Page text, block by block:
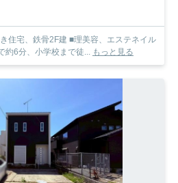
住宅、鉄骨2F建 ■理美容、エステネイル
約6分、小学校まで徒... もっと見る